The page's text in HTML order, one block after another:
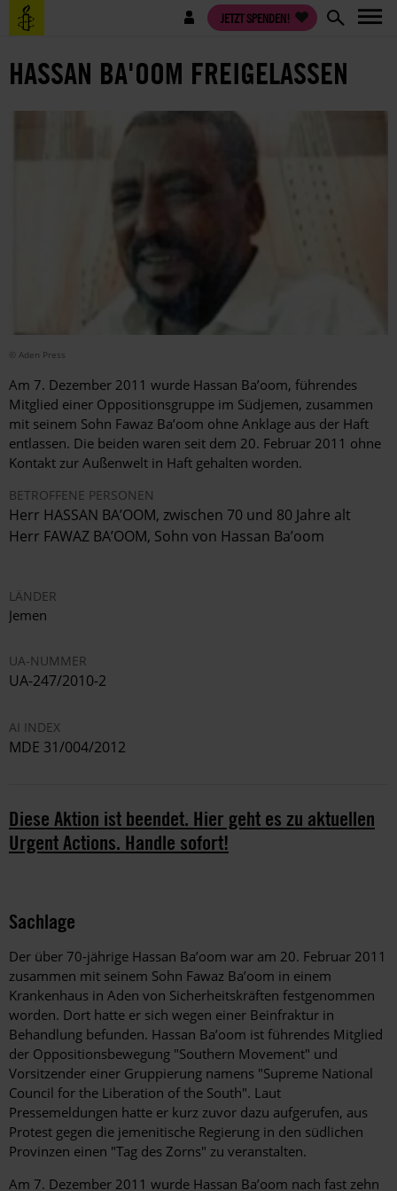
Direkt
zum
Benutzermenü JETZT SPENDEN!
HASSAN BA'OOM FREIGELASSEN
© Aden Press
Am 7. Dezember 2011 wurde Hassan Ba’oom, führendes
Mitglied einer Oppositionsgruppe im Südjemen, zusammen
mit seinem Sohn Fawaz Ba’oom ohne Anklage aus der Haft
entlassen. Die beiden waren seit dem 20. Februar 2011 ohne
Kontakt zur Außenwelt in Haft gehalten worden.
BETROFFENE PERSONEN
Herr HASSAN BA’OOM, zwischen 70 und 80 Jahre alt
Herr FAWAZ BA’OOM, Sohn von Hassan Ba’oom
LÄNDER
Jemen
UA-NUMMER
UA-247/2010-2
AI INDEX
MDE 31/004/2012
Diese Aktion ist beendet. Hier geht es zu aktuellen
Urgent Actions. Handle sofort!
Sachlage
Der über 70-jährige Hassan Ba’oom war am 20. Februar 2011
zusammen mit seinem Sohn Fawaz Ba’oom in einem
Krankenhaus in Aden von Sicherheitskräften festgenommen
worden. Dort hatte er sich wegen einer Beinfraktur in
Behandlung befunden. Hassan Ba’oom ist führendes Mitglied
der Oppositionsbewegung "Southern Movement" und
Vorsitzender einer Gruppierung namens "Supreme National
Council for the Liberation of the South". Laut
Pressemeldungen hatte er kurz zuvor dazu aufgerufen, aus
Protest gegen die jemenitische Regierung in den südlichen
Provinzen einen "Tag des Zorns" zu veranstalten.
Am 7. Dezember 2011 wurde Hassan Ba’oom nach fast zehn